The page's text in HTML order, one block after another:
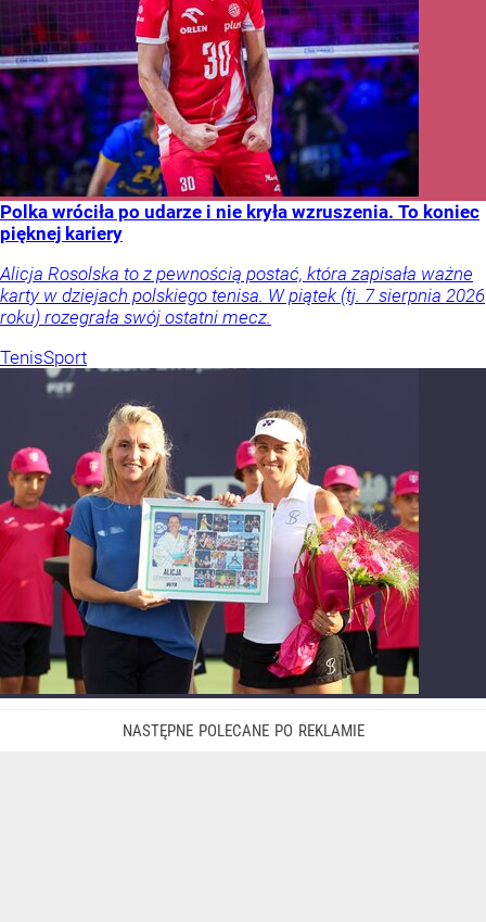
Polka wróciła po udarze i nie kryła wzruszenia. To koniec
pięknej kariery
Alicja Rosolska to z pewnością postać, która zapisała ważne
karty w dziejach polskiego tenisa. W piątek (tj. 7 sierpnia 2026
roku) rozegrała swój ostatni mecz.
TenisSport